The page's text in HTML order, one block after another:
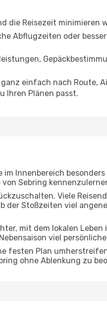
die Reisezeit minimieren
Abflugzeiten oder
einfach nach Route,
Ihren Plänen passt.
Innenbereich besonders
Sebring
Viele
der Stoßzeiten viel
mit dem lokalen Leben
viel
festen Plan
ohne Ablenkung zu